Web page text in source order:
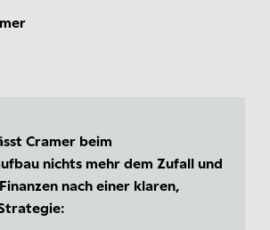
Cramer beim
nichts mehr dem Zufall und
nach einer klaren,